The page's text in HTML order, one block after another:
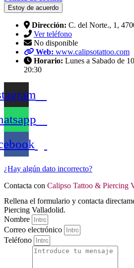
Estoy de acuerdo
Dirección: C. del Norte., 1,
Ver teléfono
No disponible
Web: www.calipsotattoo.com
Horario: Lunes a Sabado de
20:30
¿Hay algún dato incorrecto?
Contacta con Calipso Tattoo & Piercing
Rellena el formulario y contacta
Piercing Valladolid.
Nombre
Correo electrónico
Teléfono